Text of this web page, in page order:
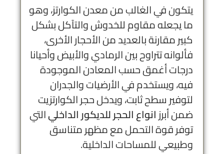
يتكون في الغالب من معدن الكوارتز، وهو
ما يجعله مقاوم للخدوش والتآكل بشكل
كبير مقارنة بالعديد من الأحجار الأخرى،
فألوانه تتراوح بين الرمادي والأبيض وأحيانا
درجات أغمق حسب المعادن الموجودة
فيه، ويستخدم في الأرضيات والجدران
لتوفير سطح ثابت، ويدخل حجر الكوارتزيت
ضمن أبرزانواع الحجر للديكور الداخليالتي
توفر قوة التحمل مع مظهر متناسق
وطبيعي للمساحات الداخلية.